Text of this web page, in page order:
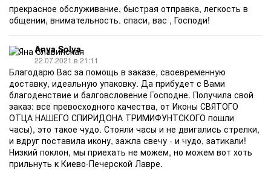
прекрасное обслуживание, быстрая отправка, легкость в
общении, внимательность. спаси, вас , Господи!
Anya Solya
22.07.2021 в 21:11
Благодарю Вас за помощь в заказе, своевременную
доставку, идеальную упаковку. Да прибудет с Вами
благоденствие и балговсловение Господне. Получила свой
заказ: все превосходного качества, от Иконы СВЯТОГО
ОТЦА НАШЕГО СПИРИДОНА ТРИМИФУНТСКОГО пошли
часы), это такое чудо. Стояли часы и не двигались стрелки,
и вдруг поставила икону, зажла свечу - и чудо, затикали!
Низкий поклон, мы приехать не можем, но можем вот хоть
прильнуть к Киево-Печерской Лавре.